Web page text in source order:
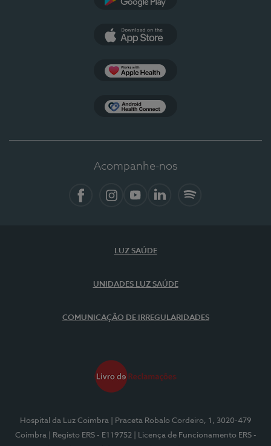
Acompanhe-nos
LUZ SAÚDE
UNIDADES LUZ SAÚDE
COMUNICAÇÃO DE IRREGULARIDADES
Hospital da Luz Coimbra
| Praceta Robalo Cordeiro, 1, 3020-479
Coimbra
| Registo ERS - E119752
| Licença de Funcionamento ERS -